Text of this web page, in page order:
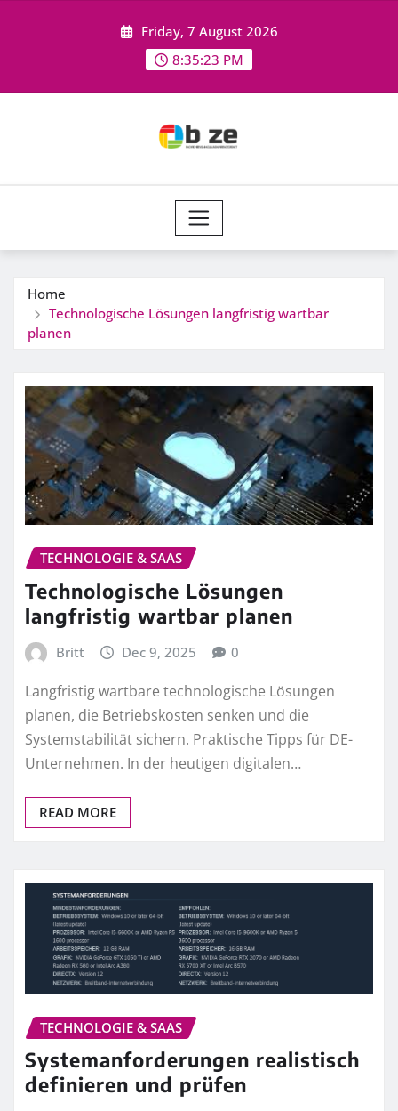
Friday, 7 August 2026
8:35:23 PM
Home
Technologische Lösungen langfristig wartbar
planen
TECHNOLOGIE & SAAS
Technologische Lösungen
langfristig wartbar planen
Britt Dec 9, 2025 0
Langfristig wartbare technologische Lösungen
planen, die Betriebskosten senken und die
Systemstabilität sichern. Praktische Tipps für DE-
Unternehmen. In der heutigen digitalen…
READ MORE
TECHNOLOGIE & SAAS
Systemanforderungen realistisch
definieren und prüfen